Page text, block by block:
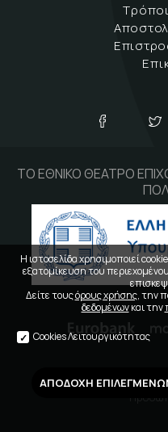
ΤΟ ΕΘΝΙΚΟ ΘΕΑΤΡΟ
Η ιστοσελίδα χρησιμοποιεί
εξατομίκευση του
Δείτε τουςόρους χρήσης, την
δεδομένωνκαι την
Cookies Λειτουργικότητας
ΑΠΟΔΟΧΗ